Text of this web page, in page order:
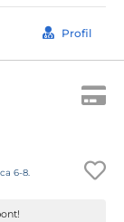
Profil
6-8.